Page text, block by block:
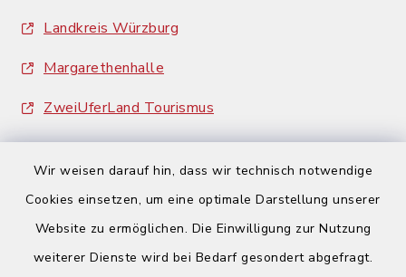
Wir weisen darauf hin, dass wir technisch notwendige
Cookies einsetzen, um eine optimale Darstellung unserer
Website zu ermöglichen. Die Einwilligung zur Nutzung
weiterer Dienste wird bei Bedarf gesondert abgefragt.
Landkreis Würzburg
Margarethenhalle
ZweiUferLand Tourismus